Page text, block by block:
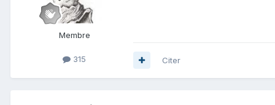
Membre
315 Citer